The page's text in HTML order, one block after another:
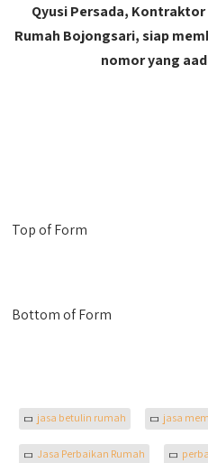
Qyusi Persada,
Rumah Bojongsari, siap
nomor yang
Top of Form
Bottom of Form
jasa betulin rumah jasa
Jasa Perbaikan Rumah